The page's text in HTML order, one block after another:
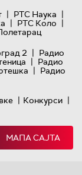
| РТС Наука |
| РТС Коло |
2 | Радио
| Радио
| Радио
| Конкурси |
МАПА САЈТА